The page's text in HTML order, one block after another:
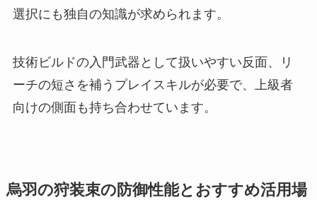
選択にも独自の知識が求められます。
技術ビルドの入門武器として扱いやすい反面、リ
ーチの短さを補うプレイスキルが必要で、上級者
向けの側面も持ち合わせています。
烏羽の狩装束の防御性能とおすすめ活用場